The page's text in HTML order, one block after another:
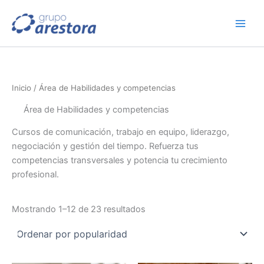
contenido
Inicio / Área de Habilidades y competencias
Área de Habilidades y competencias
Cursos de comunicación, trabajo en equipo, liderazgo,
negociación y gestión del tiempo. Refuerza tus
competencias transversales y potencia tu crecimiento
profesional.
Mostrando 1–12 de 23 resultados